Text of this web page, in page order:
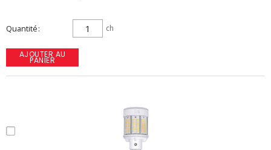
Quantité ch
AJOUTER AU
PANIER